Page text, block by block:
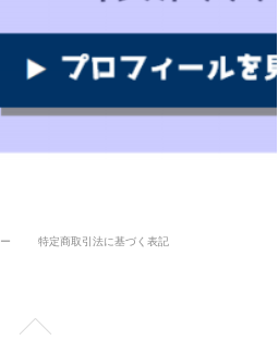
特定商取引法に基づく表記